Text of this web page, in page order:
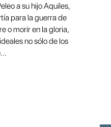
a su hijo Aquiles,
para la guerra de
o morir en la gloria,
no sólo de los